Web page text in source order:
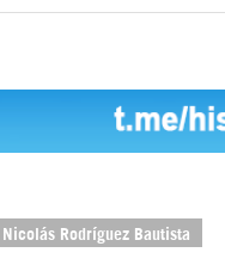
Nicolás Rodríguez Bautista